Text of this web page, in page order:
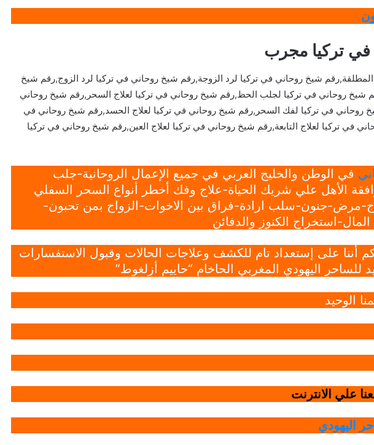
تركيا مجرب
شيخ روحاني في تركيا لرد الزوجة,رقم شيخ روحاني في تركيا لرد الزوج,رقم شيخ
شيخ روحاني في تركيا لجلب الحظ,رقم شيخ روحاني في تركيا لعلاج السحر,رقم شيخ روحاني
روحاني في تركيا لفك السحر,رقم شيخ روحاني في تركيا لعلاج الحسد,رقم شيخ روحاني في
في تركيا لعلاج التابعة,رقم شيخ روحاني في تركيا لعلاج العين,رقم شيخ روحاني في تركيا
في الوطن والخليج العربي في جميع الإعمال الروحانية-جلب
الأهل علي شريك الحياة-علاج وفك أخطر أنواع السحر السفلي
مرض-جنون-سلب ارادة-فراق بين الاخوات-الزواج بمن تحبون-
استخراج الكنوز والدفائن
أننا على إستعداد تام للكشف وعلاجات الحالات وقبول الاستفسارات
اليهودي المغربي الحاخام “حاييم أزلغوط”
الوحيد
علي الانترنت
اليهودي